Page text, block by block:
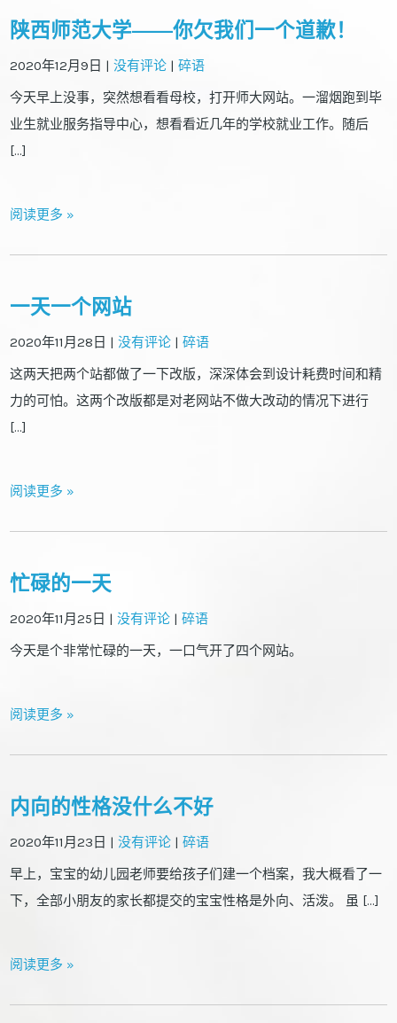
陕西师范大学——你欠我们一个道歉！
2020年12月9日 |没有评论 |碎语
今天早上没事，突然想看看母校，打开师大网站。一溜烟跑到毕
业生就业服务指导中心，想看看近几年的学校就业工作。随后
[…]
阅读更多 »
一天一个网站
2020年11月28日 |没有评论 |碎语
这两天把两个站都做了一下改版，深深体会到设计耗费时间和精
力的可怕。这两个改版都是对老网站不做大改动的情况下进行
[…]
阅读更多 »
忙碌的一天
2020年11月25日 |没有评论 |碎语
今天是个非常忙碌的一天，一口气开了四个网站。
阅读更多 »
内向的性格没什么不好
2020年11月23日 |没有评论 |碎语
早上，宝宝的幼儿园老师要给孩子们建一个档案，我大概看了一
下，全部小朋友的家长都提交的宝宝性格是外向、活泼。 虽 […]
阅读更多 »